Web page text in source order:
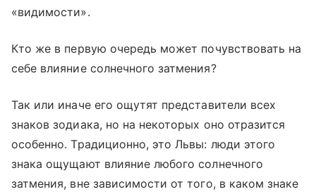
«видимости».
Кто же в первую очередь может почувствовать на
себе влияние солнечного затмения?
Так или иначе его ощутят представители всех
знаков зодиака, но на некоторых оно отразится
особенно. Традиционно, это Львы: люди этого
знака ощущают влияние любого солнечного
затмения, вне зависимости от того, в каком знаке